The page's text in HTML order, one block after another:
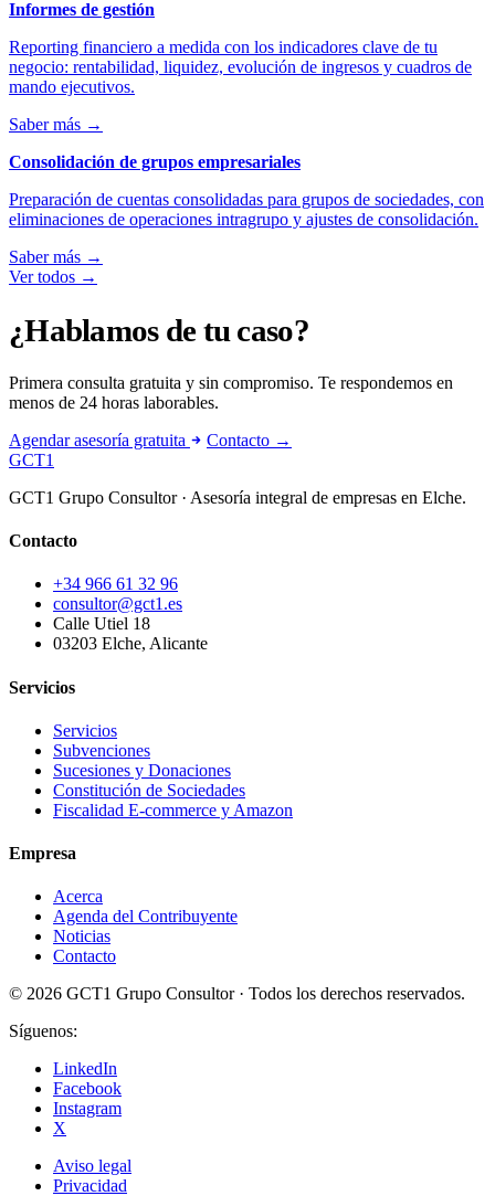
Informes de gestión
Reporting financiero a medida con los indicadores clave de tu
negocio: rentabilidad, liquidez, evolución de ingresos y cuadros de
mando ejecutivos.
Saber más →
Consolidación de grupos empresariales
Preparación de cuentas consolidadas para grupos de sociedades, con
eliminaciones de operaciones intragrupo y ajustes de consolidación.
Saber más →
Ver todos →
¿Hablamos de tu caso?
Primera consulta gratuita y sin compromiso. Te respondemos en
menos de 24 horas laborables.
Agendar asesoría gratuita
Contacto →
GCT1
GCT1 Grupo Consultor · Asesoría integral de empresas en Elche.
Contacto
+34 966 61 32 96
consultor@gct1.es
Calle Utiel 18
03203 Elche, Alicante
Servicios
Servicios
Subvenciones
Sucesiones y Donaciones
Constitución de Sociedades
Fiscalidad E-commerce y Amazon
Empresa
Acerca
Agenda del Contribuyente
Noticias
Contacto
© 2026 GCT1 Grupo Consultor · Todos los derechos reservados.
Síguenos:
LinkedIn
Facebook
Instagram
X
Aviso legal
Privacidad